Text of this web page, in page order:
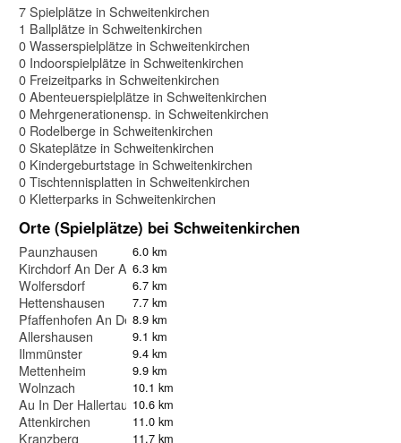
7 Spielplätze in Schweitenkirchen
1 Ballplätze in Schweitenkirchen
0 Wasserspielplätze in Schweitenkirchen
0 Indoorspielplätze in Schweitenkirchen
0 Freizeitparks in Schweitenkirchen
0 Abenteuerspielplätze in Schweitenkirchen
0 Mehrgenerationensp. in Schweitenkirchen
0 Rodelberge in Schweitenkirchen
0 Skateplätze in Schweitenkirchen
0 Kindergeburtstage in Schweitenkirchen
0 Tischtennisplatten in Schweitenkirchen
0 Kletterparks in Schweitenkirchen
Orte (Spielplätze) bei Schweitenkirchen
Paunzhausen 6.0 km
Kirchdorf An Der Amper
6.3 km
Wolfersdorf 6.7 km
Hettenshausen 7.7 km
Pfaffenhofen An Der Ilm
8.9 km
Allershausen 9.1 km
Ilmmünster 9.4 km
Mettenheim 9.9 km
Wolnzach 10.1 km
Au In Der Hallertau 10.6 km
Attenkirchen 11.0 km
Kranzberg 11.7 km